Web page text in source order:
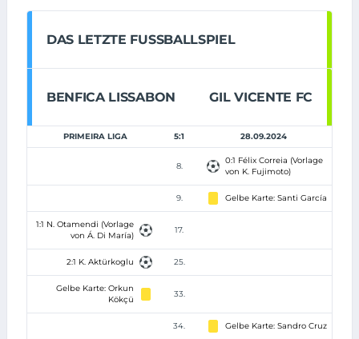
DAS LETZTE FUSSBALLSPIEL
BENFICA LISSABON GIL VICENTE FC
PRIMEIRA LIGA 5:1 28.09.2024
8.
0:1 Félix Correia (Vorlage
von K. Fujimoto)
9. Gelbe Karte: Santi García
1:1 N. Otamendi (Vorlage
von Á. Di María)
17.
2:1 K. Aktürkoglu 25.
Gelbe Karte: Orkun
Kökçü
33.
34. Gelbe Karte: Sandro Cruz